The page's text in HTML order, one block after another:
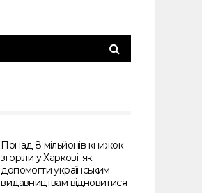
Понад 8 мільйонів книжок
згоріли у Харкові: як
допомогти українським
видавництвам відновитися